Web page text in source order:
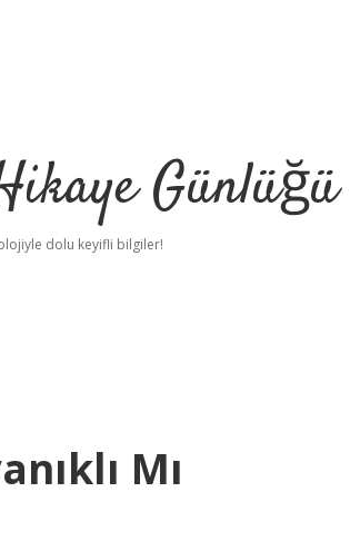
Günlüğü
dolu keyifli bilgiler!
Mı